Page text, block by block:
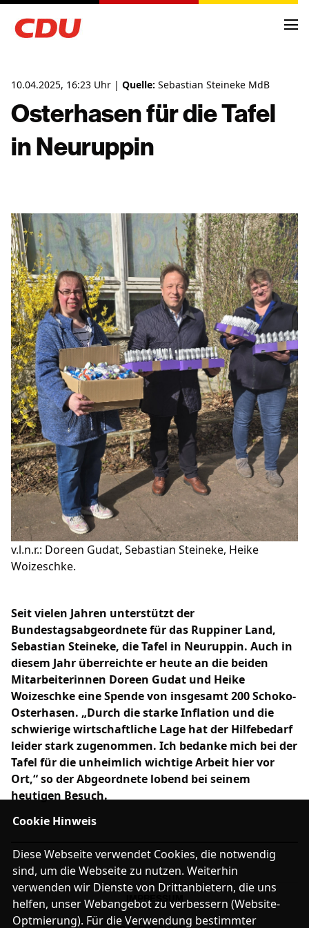
NEWS
ARCHIV
KREISVORSTAND
ORTSVERBÄNDE
FRAKTIONSMITGLIEDER
ANTRÄGE UND ANFRAGEN
BUNDESTAG
LANDTAG
EUROPA
CDU RHEINSBERG
SENIOREN UNION OPR
JUNGE UNION OPR
FRAUEN UNION OPR
Mitglied werden
LINKS
FACEBOOK-SEITE
10.04.2025, 16:23 Uhr | Quelle: Sebastian Steineke MdB
Osterhasen für die Tafel
in Neuruppin
Seit vielen Jahren unterstützt der
Bundestagsabgeordnete für das Ruppiner Land,
Sebastian Steineke, die Tafel in Neuruppin. Auch in
diesem Jahr überreichte er heute an die beiden
Mitarbeiterinnen Doreen Gudat und Heike
Woizeschke eine Spende von insgesamt 200 Schoko-
Osterhasen. „Durch die starke Inflation und die
schwierige wirtschaftliche Lage hat der Hilfebedarf
leider stark zugenommen. Ich bedanke mich bei der
Tafel für die unheimlich wichtige Arbeit hier vor
Ort,“ so der Abgeordnete lobend bei seinem
heutigen Besuch.
v.l.n.r.: Doreen Gudat, Sebastian Steineke, Heike
Woizeschke.
IMPRESSUM
Cookie Hinweis
Diese Webseite verwendet Cookies, die notwendig
sind, um die Webseite zu nutzen. Weiterhin
verwenden wir Dienste von Drittanbietern, die uns
helfen, unser Webangebot zu verbessern (Website-
Optmierung). Für die Verwendung bestimmter